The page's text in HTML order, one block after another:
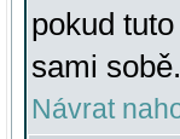
pokud
sami
Návrat